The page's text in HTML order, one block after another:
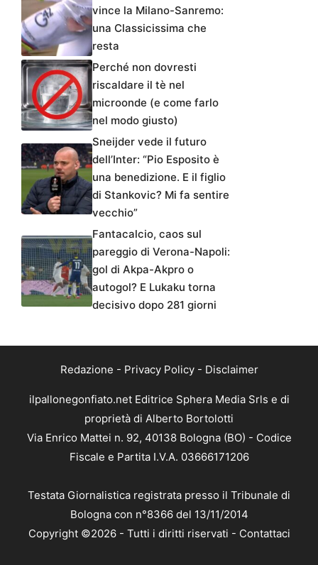
vince la Milano-Sanremo:
una Classicissima che
resta
Perché non dovresti
riscaldare il tè nel
microonde (e come farlo
nel modo giusto)
Sneijder vede il futuro
dell’Inter: “Pio Esposito è
una benedizione. E il figlio
di Stankovic? Mi fa sentire
vecchio”
Fantacalcio, caos sul
pareggio di Verona-Napoli:
gol di Akpa-Akpro o
autogol? E Lukaku torna
decisivo dopo 281 giorni
Redazione - Privacy Policy- Disclaimer
ilpallonegonfiato.net Editrice Sphera Media Srls e di
proprietà di Alberto Bortolotti
Via Enrico Mattei n. 92, 40138 Bologna (BO) - Codice
Fiscale e Partita I.V.A. 03666171206
Testata Giornalistica registrata presso il Tribunale di
Bologna con n°8366 del 13/11/2014
Copyright ©2026 - Tutti i diritti riservati - Contattaci